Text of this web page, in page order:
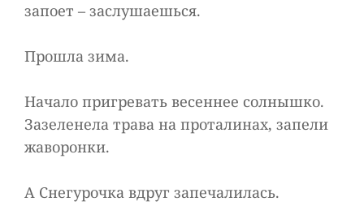
запоет – заслушаешься.
Прошла зима.
Начало пригревать весеннее солнышко.
Зазеленела трава на проталинах, запели
жаворонки.
А Снегурочка вдруг запечалилась.